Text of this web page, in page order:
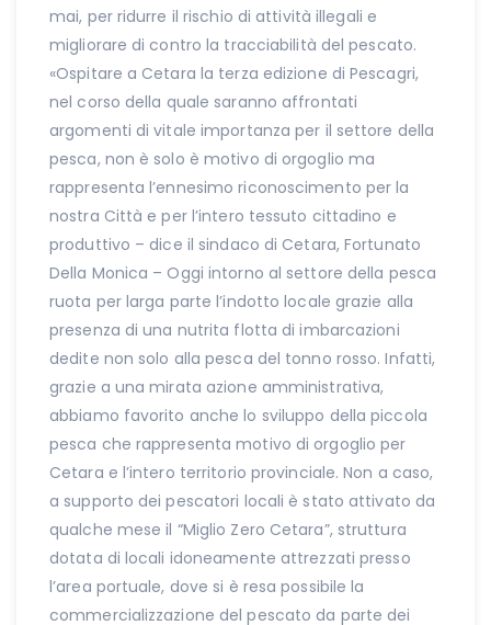
mai, per ridurre il rischio di attività illegali e
migliorare di contro la tracciabilità del pescato.
«Ospitare a Cetara la terza edizione di Pescagri,
nel corso della quale saranno affrontati
argomenti di vitale importanza per il settore della
pesca, non è solo è motivo di orgoglio ma
rappresenta l’ennesimo riconoscimento per la
nostra Città e per l’intero tessuto cittadino e
produttivo – dice il sindaco di Cetara, Fortunato
Della Monica – Oggi intorno al settore della pesca
ruota per larga parte l’indotto locale grazie alla
presenza di una nutrita flotta di imbarcazioni
dedite non solo alla pesca del tonno rosso. Infatti,
grazie a una mirata azione amministrativa,
abbiamo favorito anche lo sviluppo della piccola
pesca che rappresenta motivo di orgoglio per
Cetara e l’intero territorio provinciale. Non a caso,
a supporto dei pescatori locali è stato attivato da
qualche mese il “Miglio Zero Cetara”, struttura
dotata di locali idoneamente attrezzati presso
l’area portuale, dove si è resa possibile la
commercializzazione del pescato da parte dei